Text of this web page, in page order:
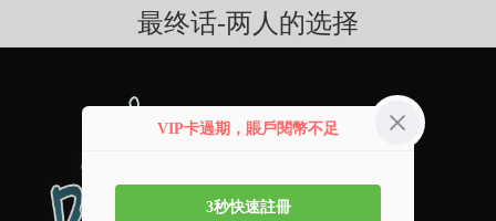
最终话-两人的选择
VIP卡過期，賬戶閱幣不足
3秒快速註冊